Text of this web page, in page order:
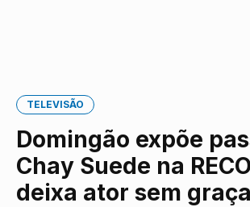
TELEVISÃO
Domingão expõe
Chay Suede na
deixa ator sem graça